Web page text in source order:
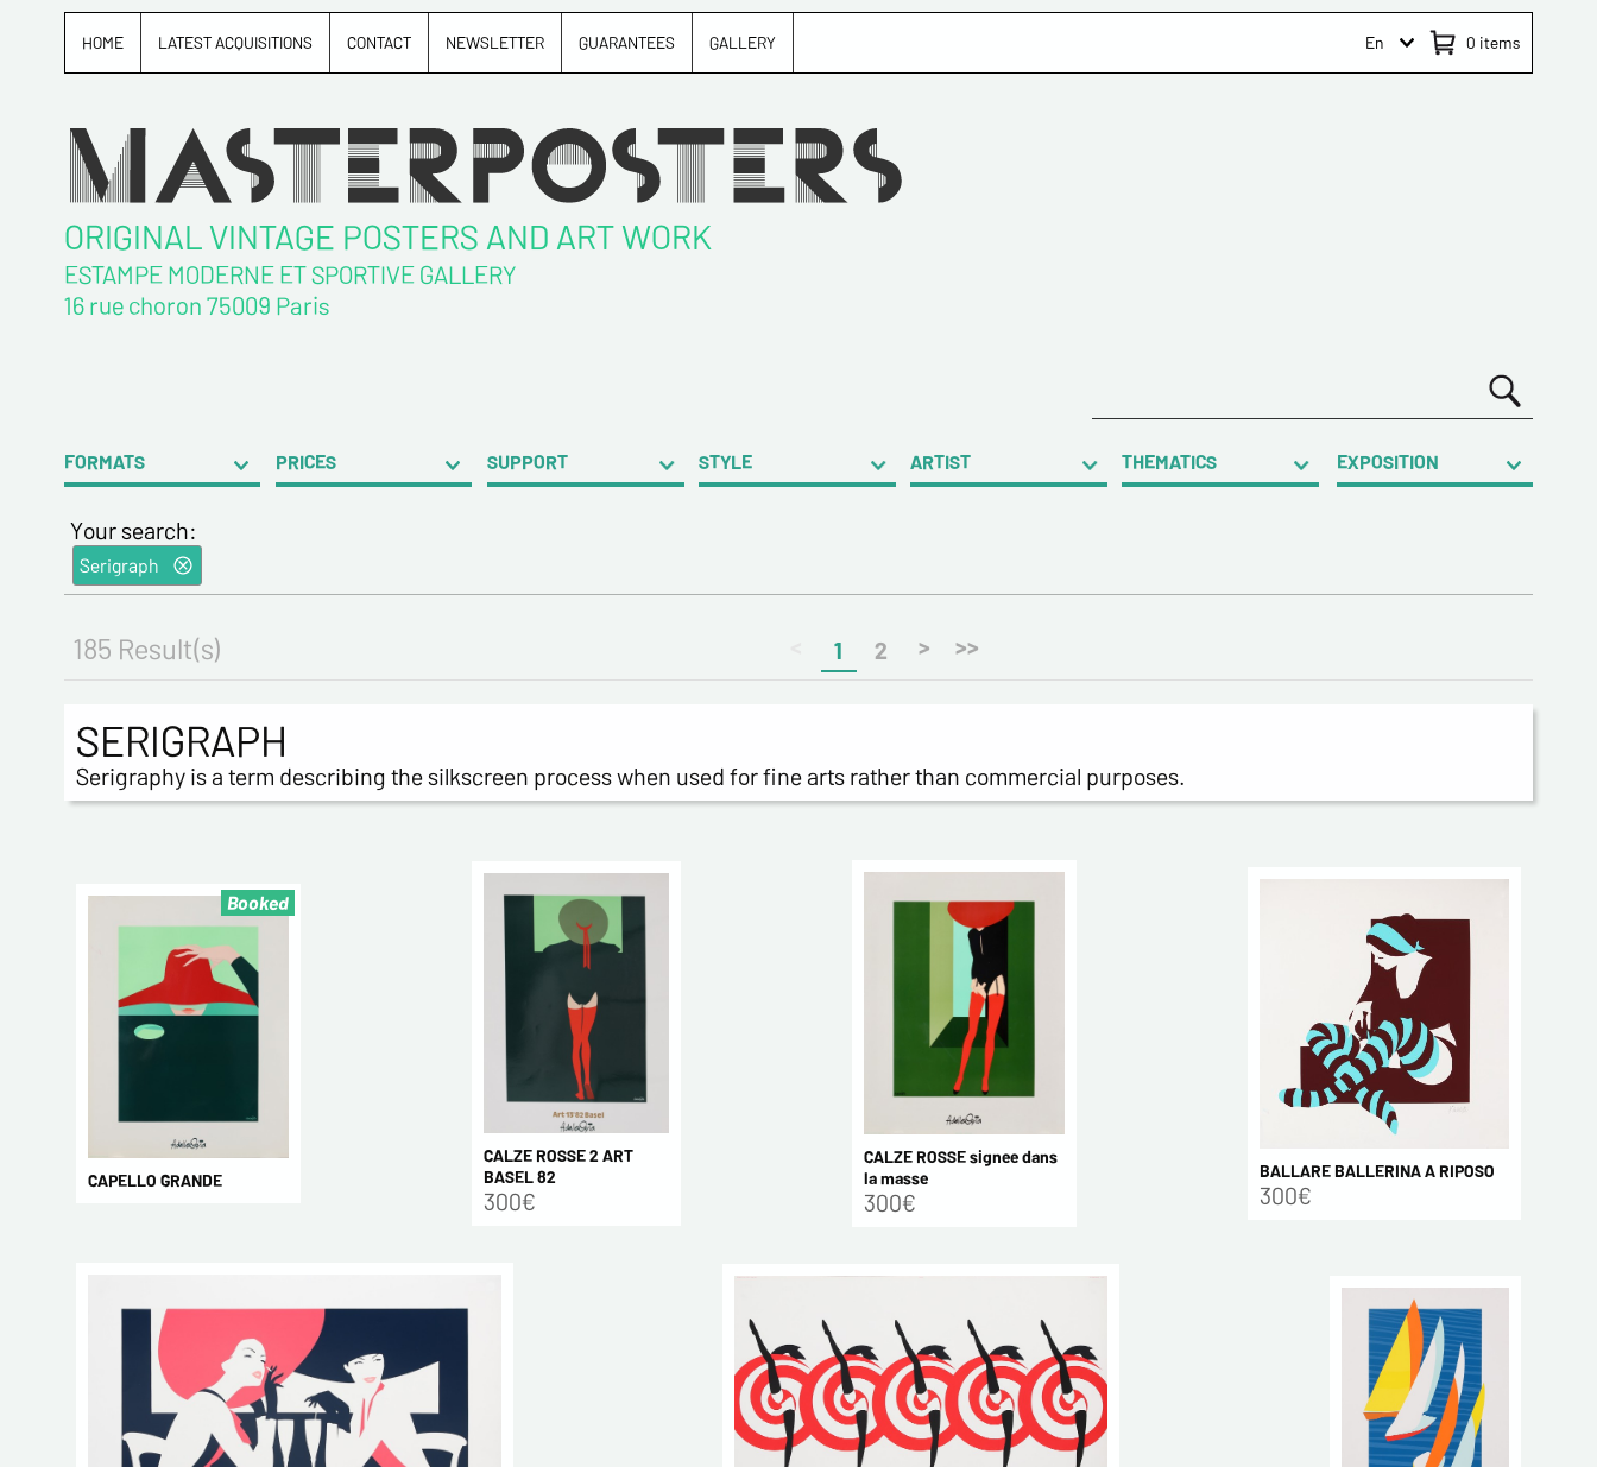
HOME LATEST ACQUISITIONS CONTACT NEWSLETTER GUARANTEES GALLERY 0 items
En
ORIGINAL VINTAGE POSTERS AND ART WORK
ESTAMPE MODERNE ET SPORTIVE GALLERY
16 rue choron 75009 Paris
FORMATS PRICES SUPPORT STYLE ARTIST THEMATICS EXPOSITION
Your search:
Serigraph
185 Result(s) 1 2 > >>
SERIGRAPH
Serigraphy is a term describing the silkscreen process when used for fine arts rather than commercial purposes.
CAPELLO GRANDE
Booked
CALZE ROSSE 2 ART
BASEL 82
300€
CALZE ROSSE signee dans
la masse
300€
BALLARE BALLERINA A RIPOSO
300€